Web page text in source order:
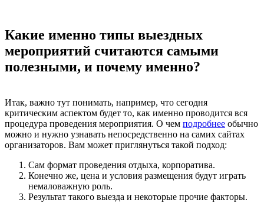
Какие именно типы выездных
мероприятий считаются самыми
полезными, и почему именно?
Итак, важно тут понимать, например, что сегодня
критическим аспектом будет то, как именно проводится вся
процедура проведения мероприятия. О чем подробнее обычно
можно и нужно узнавать непосредственно на самих сайтах
организаторов. Вам может приглянуться такой подход:
Сам формат проведения отдыха, корпоратива.
Конечно же, цена и условия размещения будут играть
немаловажную роль.
Результат такого выезда и некоторые прочие факторы.